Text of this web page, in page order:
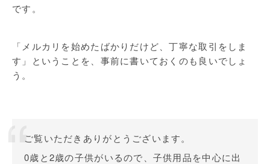
です。
「メルカリを始めたばかりだけど、丁寧な取引をしま
す」ということを、事前に書いておくのも良いでしょ
う。
ご覧いただきありがとうございます。
0歳と2歳の子供がいるので、子供用品を中心に出